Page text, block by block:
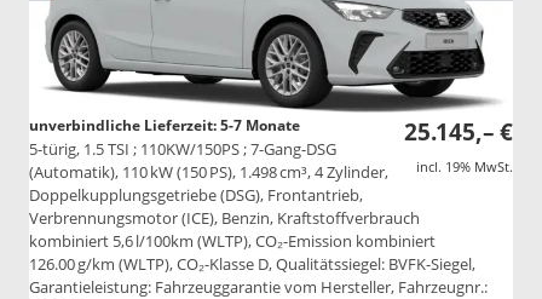
25.145,– €
incl. 19% MwSt.
unverbindliche Lieferzeit: 5-7 Monate
5-türig, 1.5 TSI ; 110KW/150PS ; 7-Gang-DSG
(Automatik), 110 kW (150 PS), 1.498 cm³, 4 Zylinder,
Doppelkupplungsgetriebe (DSG), Frontantrieb,
Verbrennungsmotor (ICE), Benzin, Kraftstoffverbrauch
kombiniert 5,6 l/100km (WLTP), CO₂-Emission kombiniert
126.00 g/km (WLTP), CO₂-Klasse D, Qualitätssiegel: BVFK-Siegel,
Garantieleistung: Fahrzeuggarantie vom Hersteller, Fahrzeugnr.: